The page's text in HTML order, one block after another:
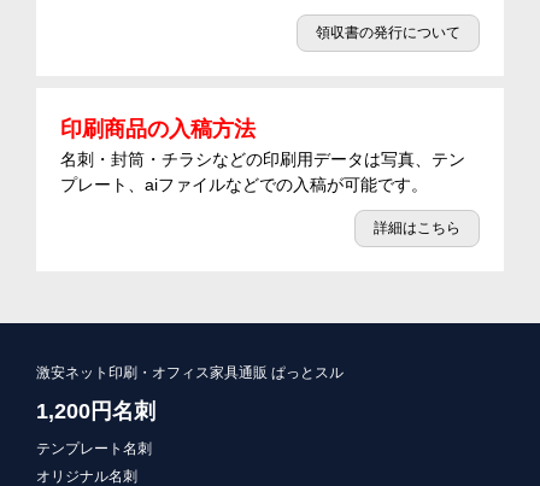
領収書の発行について
印刷商品の入稿方法
名刺・封筒・チラシなどの印刷用データは写真、テン
プレート、aiファイルなどでの入稿が可能です。
詳細はこちら
激安ネット印刷・オフィス家具通販 ぱっとスル
1,200円名刺
テンプレート名刺
オリジナル名刺